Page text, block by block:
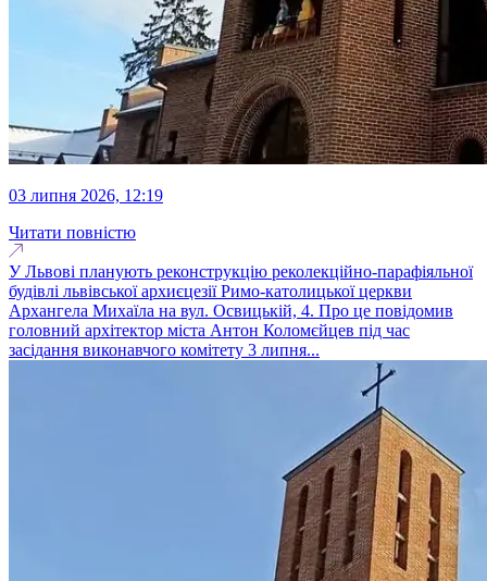
03 липня 2026, 12:19
Читати повністю
У Львові планують реконструкцію реколекційно-парафіяльної
будівлі львівської архиєцезії Римо-католицької церкви
Архангела Михаїла на вул. Освицькій, 4. Про це повідомив
головний архітектор міста Антон Коломєйцев під час
засідання виконавчого комітету 3 липня...